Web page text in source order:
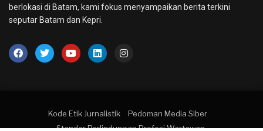
berlokasi di Batam, kami fokus menyampaikan berita terkini
seputar Batam dan Kepri.
Kode Etik Jurnalistik
Pedoman Media Siber
Standar Perlindungan Profesi Wartawan